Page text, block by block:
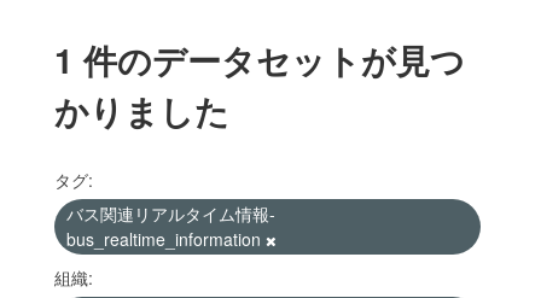
1 件のデータセットが見つ
かりました
タグ:
バス関連リアルタイム情報-
bus_realtime_information
組織: